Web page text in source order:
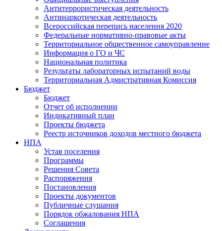
Антитеррористическая деятельность
Антинаркотическая деятельность
Всероссийская перепись населения 2020
Федеральные нормативно-правовые акты
Территориальное общественное самоуправление
Информация о ГО и ЧС
Национальная политика
Результаты лабораторных испытаний воды
Территориальная Адмистративная Комиссия
Бюджет
Бюджет
Отчет об исполнении
Индикативный план
Проекты бюджета
Реестр источников доходов местного бюджета
НПА
Устав поселения
Программы
Решения Совета
Распоряжения
Постановления
Проекты документов
Публичные слушания
Порядок обжалования НПА
Соглашения